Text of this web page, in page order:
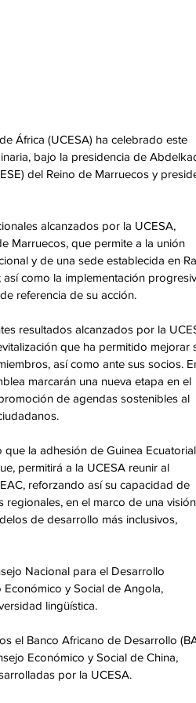
África (UCESA) ha celebrado este
bajo la presidencia de
del Reino de Marruecos y
alcanzados por la UCESA,
Marruecos, que permite a la unión
y de una sede establecida en
como la implementación
referencia de su acción.
resultados alcanzados por la
que ha permitido mejorar
así como ante sus socios.
marcarán una nueva etapa en el
de agendas sostenibles al
la adhesión de Guinea
permitirá a la UCESA reunir al
reforzando así su capacidad de
regionales, en el marco de una visión
de desarrollo más inclusivos,
Nacional para el Desarrollo
Económico y Social de Angola,
lingüística.
el Banco Africano de Desarrollo
Económico y Social de China,
por la UCESA.